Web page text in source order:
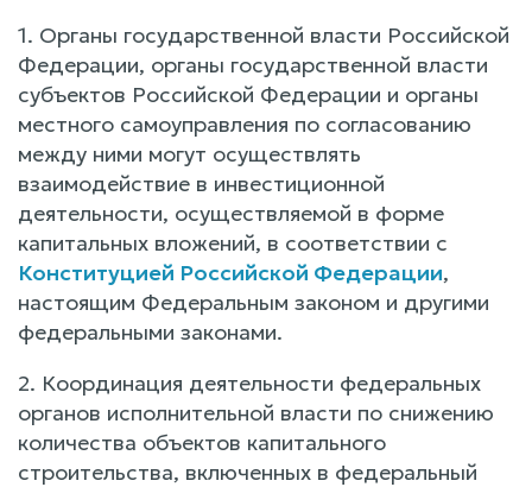
1. Органы государственной власти Российской
Федерации, органы государственной власти
субъектов Российской Федерации и органы
местного самоуправления по согласованию
между ними могут осуществлять
взаимодействие в инвестиционной
деятельности, осуществляемой в форме
капитальных вложений, в соответствии с
Конституцией Российской Федерации,
настоящим Федеральным законом и другими
федеральными законами.
2. Координация деятельности федеральных
органов исполнительной власти по снижению
количества объектов капитального
строительства, включенных в федеральный